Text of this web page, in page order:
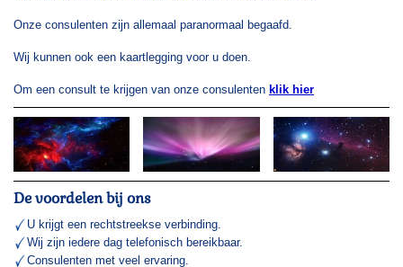
Onze consulenten zijn allemaal paranormaal begaafd.
Wij kunnen ook een kaartlegging voor u doen.
Om een consult te krijgen van onze consulenten klik hier
De voordelen bij ons
U krijgt een rechtstreekse verbinding.
Wij zijn iedere dag telefonisch bereikbaar.
Consulenten met veel ervaring.